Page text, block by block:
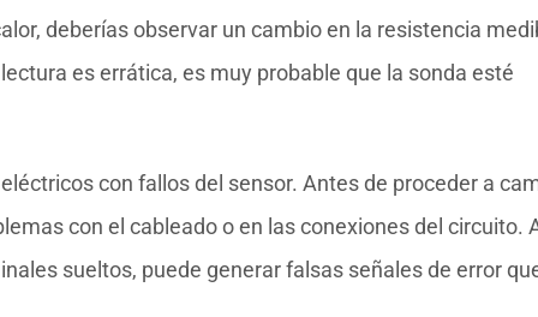
deberías observar un cambio en la resistencia
es errática, es muy probable que la sonda esté
con fallos del sensor. Antes de proceder a
con el cableado o en las conexiones del circuito.
sueltos, puede generar falsas señales de error